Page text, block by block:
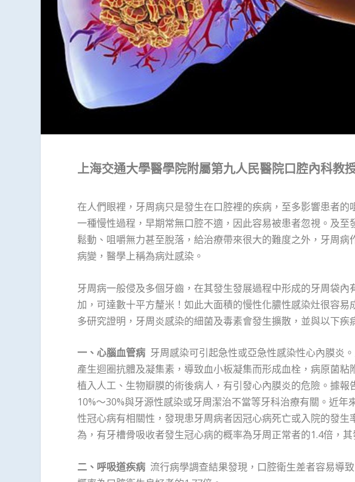
上海交通大學醫學院附屬第九人民醫院口腔內科教
在人們眼裡，牙周病只是發生在口腔裡的疾病，至多影響患者
一種慢性過程，早期常無口腔不適，因此容易被患者忽視。及
鬆動、咀嚼無力甚至脫落，給治療帶來很大的難度之外，牙周
病變，醫學上稱為病灶感染。
牙周病一般侵及多個牙齒，在其發生發展過程中形成的牙周袋
加，可達數十平方釐米！如此大面積的慢性化膿性感染灶很容
多研究證明，牙周炎感染的細菌及毒素會發生擴散，並與以下疾
一、心腦血管病 牙周感染可引起急性或亞急性感染性心內膜炎
產生迴圈抗體及凝集素，導致血小板凝集而形成血栓，病原菌
植入人工、生物瓣膜的術後病人，有引發心內膜炎的危險。據
10%～30%與牙源性感染或牙周潔治不當等牙科治療有關。近
性冠心病有相關性，發現患牙周病者因冠心病死亡或入院的發
為，有牙槽骨吸收者發生冠心病的概率為牙周正常者的1.4倍，
二、呼吸道疾病 流行病學調查結果發現，口腔衛生差者容易導